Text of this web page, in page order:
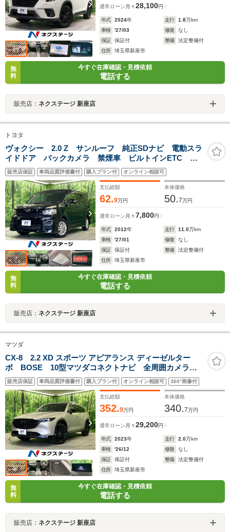
通常ローン 月々28,100円
年式 2024年 走行 1.8万km
車検
'27/03 修復
なし
保証
保証付 整備
法定整備付
住所
埼玉県新座市
無
料
今すぐ在庫確認・見積依頼
電話する
販売店： ネクステージ 新座店
トヨタ
ヴォクシー 2.0 Z サンルーフ 純正SDナビ 電動スラ
イドドア バックカメラ 禁煙車 ビルトインETC 純
正16インチアルミ デュアルエアコン リアエアコン
Bluetooth CD DVD再生 フルセグ
販売店保証 車両品質評価書付 購入プラン付 オンライン相談可
支払総額
62.9万円
本体価格
50.7万円
通常ローン 月々7,800円
年式 2012年 走行 11.0万km
車検
'27/01 修復
なし
保証
保証付 整備
法定整備付
住所
埼玉県新座市
無
料
今すぐ在庫確認・見積依頼
電話する
販売店： ネクステージ 新座店
マツダ
CX-8 2.2 XD スポーツ アピアランス ディーゼルター
ボ BOSE 10型マツダコネクトナビ 全周囲カメラ
衝突軽減 BSM HUD レーダークルーズ 禁煙車 電
動リアゲート ブラックレザー シートベンチレーショ
ン クリアランスソナー ルーフレール ETC
販売店保証 車両品質評価書付 購入プラン付 オンライン相談可 360°画像付
支払総額
352.9万円
本体価格
340.7万円
通常ローン 月々29,200円
年式 2023年 走行 2.0万km
車検
'26/12 修復
なし
保証
保証付 整備
法定整備付
住所
埼玉県新座市
無
料
今すぐ在庫確認・見積依頼
電話する
販売店： ネクステージ 新座店